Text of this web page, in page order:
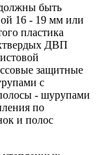
быть
16 - 19 мм или
пластика
ДВП
защитные
с
- шурупами
по
и полос